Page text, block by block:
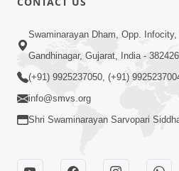
Swaminarayan Dham, Opp. Infocity,
Gandhinagar, Gujarat, India - 382426
(+91) 9925237050, (+91)
info@smvs.org
Shri Swaminarayan Sarvopari